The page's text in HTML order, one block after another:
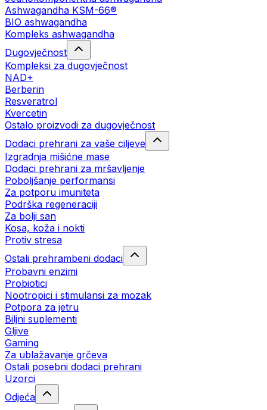
Ashwagandha KSM-66®
BIO ashwagandha
Kompleks ashwagandha
Dugovječnost
Kompleksi za dugovječnost
NAD+
Berberin
Resveratrol
Kvercetin
Ostalo proizvodi za dugovječnost
Dodaci prehrani za vaše ciljeve
Izgradnja mišićne mase
Dodaci prehrani za mršavljenje
Poboljšanje performansi
Za potporu imuniteta
Podrška regeneraciji
Za bolji san
Kosa, koža i nokti
Protiv stresa
Ostali prehrambeni dodaci
Probavni enzimi
Probiotici
Nootropici i stimulansi za mozak
Potpora za jetru
Biljni suplementi
Gljive
Gaming
Za ublažavanje grčeva
Ostali posebni dodaci prehrani
Uzorci
Odjeća